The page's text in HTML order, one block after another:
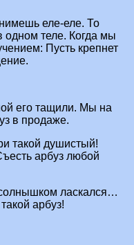
еле-еле. То
одном теле. Когда мы
Пусть крепнет
его тащили. Мы на
в продаже.
такой душистый!
арбуз любой
ласкался…
арбуз!